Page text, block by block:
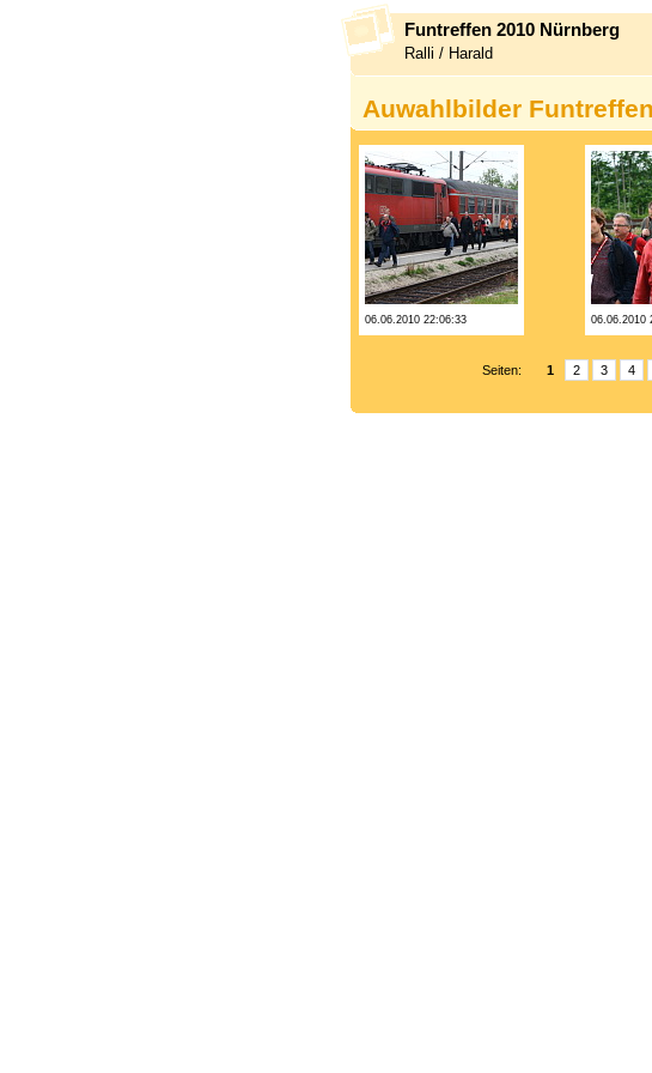
Funtreffen 2010 Nürnberg
Ralli / Harald
Auwahlbilder
06.06.2010 22:06:33 06.06.2010
Seiten: 1 2 3 4